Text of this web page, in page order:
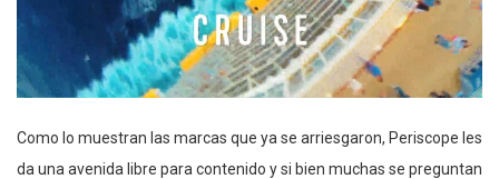
Como lo muestran las marcas que ya se arriesgaron, Periscope les
da una avenida libre para contenido y si bien muchas se preguntan